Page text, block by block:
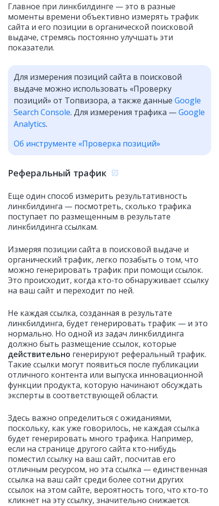
Главное при линкбилдинге — это в разные
моменты времени объективно измерять трафик
сайта и его позиции в органической поисковой
выдаче, стремясь постоянно улучшать эти
показатели.
Для измерения позиций сайта в поисковой
выдаче можно использовать «Проверку
позиций» от Топвизора, а также данные Google
Search Console. Для измерения трафика —Google
Analytics.
Об инструменте «Проверка позиций»
Реферальный трафик
Еще один способ измерить результативность
линкбилдинга — посмотреть, сколько трафика
поступает по размещенным в результате
линкбилдинга ссылкам.
Измеряя позиции сайта в поисковой выдаче и
органический трафик, легко позабыть о том, что
можно генерировать трафик при помощи ссылок.
Это происходит, когда кто‑то обнаруживает ссылку
на ваш сайт и переходит по ней.
Не каждая ссылка, созданная в результате
линкбилдинга, будет генерировать трафик — и это
нормально. Но одной из задач линкбилдинга
должно быть размещение ссылок, которые
действительно генерируют реферальный трафик.
Такие ссылки могут появиться после публикации
отличного контента или выпуска инновационной
функции продукта, которую начинают обсуждать
эксперты в соответствующей области.
Здесь важно определиться с ожиданиями,
поскольку, как уже говорилось, не каждая ссылка
будет генерировать много трафика. Например,
если на странице другого сайта кто‑нибудь
поместил ссылку на ваш сайт, посчитав его
отличным ресурсом, но эта ссылка — единственная
ссылка на ваш сайт среди более сотни других
ссылок на этом сайте, вероятность того, что кто‑то
кликнет на эту ссылку, значительно снижается.